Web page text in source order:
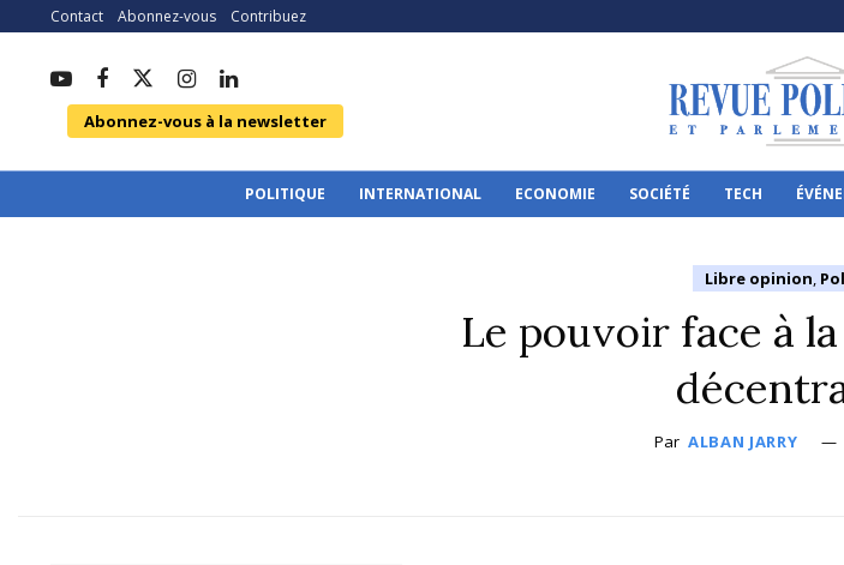
Contact Abonnez-vous Contribuez
Abonnez-vous à la newsletter
POLITIQUE INTERNATIONAL ECONOMIE SOCIÉTÉ TECH
Libre opinion,
Le pouvoir face à
Par ALBAN JARRY